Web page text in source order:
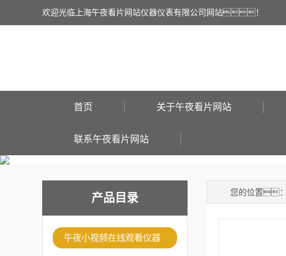
欢迎光临上海午夜看片网站仪器仪表有限公司网站！
首页 关于午夜看片网站
联系午夜看片网站
产品目录
午夜小视频在线观看仪器
您的位置：